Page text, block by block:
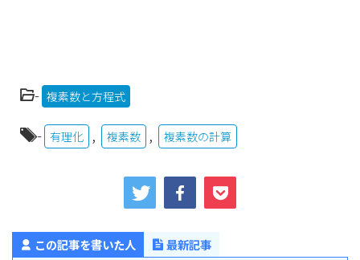
- 複素数と方程式
- 有理化 , 複素数 , 複素数の計算
この記事を書いた人
最新記事